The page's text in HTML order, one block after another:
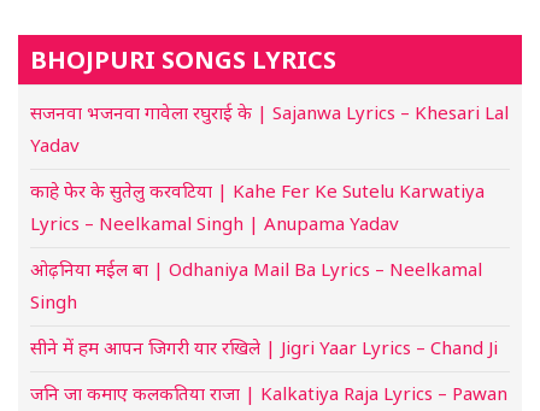
BHOJPURI SONGS LYRICS
सजनवा भजनवा गावेला रघुराई के | Sajanwa Lyrics – Khesari Lal
Yadav
काहे फेर के सुतेलु करवटिया | Kahe Fer Ke Sutelu Karwatiya
Lyrics – Neelkamal Singh | Anupama Yadav
ओढ़निया मईल बा | Odhaniya Mail Ba Lyrics – Neelkamal
Singh
सीने में हम आपन जिगरी यार रखिले | Jigri Yaar Lyrics – Chand Ji
जनि जा कमाए कलकतिया राजा | Kalkatiya Raja Lyrics – Pawan